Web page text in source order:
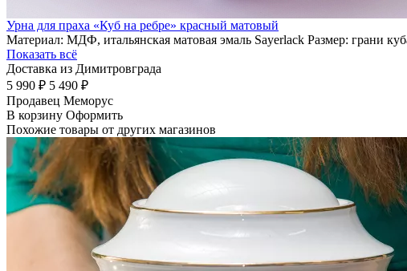
Урна для праха «Куб на ребре» красный матовый
Материал: МДФ, итальянская матовая эмаль Sayerlack Размер: грани
Показать всё
Доставка из Димитровграда
5 990 ₽ 5 490 ₽
Продавец Меморус
В корзину Оформить
Похожие товары от других магазинов